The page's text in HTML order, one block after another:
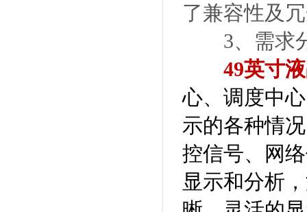
了兼容性及
3、需求
49英寸
心、调度中
示的各种情
控信号、网
显示和分析